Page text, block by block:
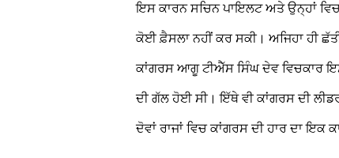
ਇਸ ਕਾਰਨ ਸਚਿਨ ਪਾਇਲਟ ਅਤੇ ਉਨ੍ਹਾਂ
ਕੋਈ ਫ਼ੈਸਲਾ ਨਹੀਂ ਕਰ ਸਕੀ। ਅਜਿਹਾ ਹੀ
ਕਾਂਗਰਸ ਆਗੂ ਟੀਐੱਸ ਸਿੰਘ ਦੇਵ ਵਿਚਕਾਰ
ਦੀ ਗੱਲ ਹੋਈ ਸੀ। ਇੱਥੇ ਵੀ ਕਾਂਗਰਸ ਦੀ
ਦੋਵਾਂ ਰਾਜਾਂ ਵਿਚ ਕਾਂਗਰਸ ਦੀ ਹਾਰ ਦਾ ਇਕ